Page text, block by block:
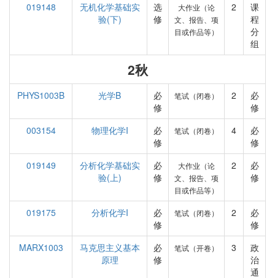
019148
无机化学基础实
验(下)
选
修
大作业（论
文、报告、项
目或作品等）
2
课
程
分
组
2秋
PHYS1003B 光学B
必
修
笔试（闭卷） 2
必
修
003154
物理化学I
必
修
笔试（闭卷） 4
必
修
019149
分析化学基础实
验(上)
必
修
大作业（论
文、报告、项
目或作品等）
2
必
修
019175 分析化学I
必
修
笔试（闭卷） 2
必
修
MARX1003
马克思主义基本
原理
必
修
笔试（开卷） 3
政
治
通